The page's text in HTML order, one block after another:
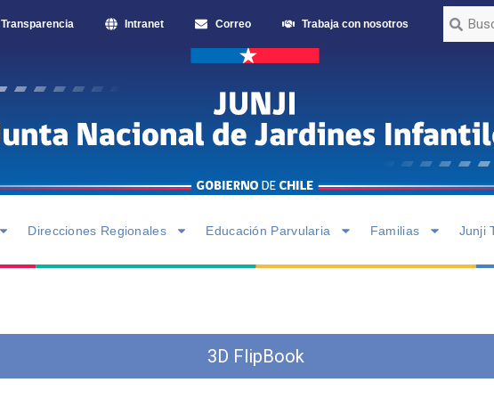
Transparencia Intranet Correo Trabaja con nosotros
Direcciones Regionales Educación Parvularia Familias Junji
3D FlipBook